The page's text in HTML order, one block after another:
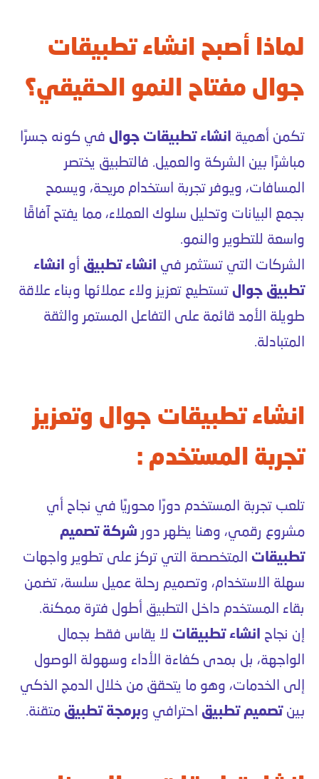
لماذا أصبح انشاء تطبيقات
جوال مفتاح النمو الحقيقي؟
تكمن أهمية انشاء تطبيقات جوال في كونه جسرًا
مباشرًا بين الشركة والعميل. فالتطبيق يختصر
المسافات، ويوفر تجربة استخدام مريحة، ويسمح
بجمع البيانات وتحليل سلوك العملاء، مما يفتح آفاقًا
واسعة للتطوير والنمو.
الشركات التي تستثمر في
انشاء تطبيق أو
انشاء
تطبيق جوال تستطيع تعزيز ولاء عملائها وبناء علاقة
طويلة الأمد قائمة على التفاعل المستمر والثقة
المتبادلة.
انشاء تطبيقات جوال وتعزيز
تجربة المستخدم :
تلعب تجربة المستخدم دورًا محوريًا في نجاح أي
مشروع رقمي، وهنا يظهر دور شركة تصميم
تطبيقات المتخصصة التي تركز على تطوير واجهات
سهلة الاستخدام، وتصميم رحلة عميل سلسة، تضمن
بقاء المستخدم داخل التطبيق أطول فترة ممكنة.
إن نجاح
انشاء تطبيقات لا يقاس فقط بجمال
الواجهة، بل بمدى كفاءة الأداء وسهولة الوصول
إلى الخدمات، وهو ما يتحقق من خلال الدمج الذكي
بينتصميم تطبيق احترافي وبرمجة تطبيق متقنة.